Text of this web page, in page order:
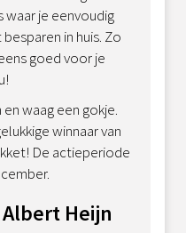
waar je eenvoudig
in huis. Zo
goed voor je
waag een gokje.
winnaar van
De actieperiode
Heijn